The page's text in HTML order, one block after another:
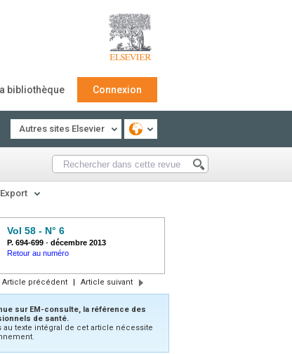
bibliothèque Connexion
Autres sites Elsevier
Export
Vol 58 - N° 6
P. 694-699 - décembre 2013
Retour au numéro
Article précédent | Article suivant
sur EM-consulte, la référence des
de santé.
au texte intégral de cet article nécessite